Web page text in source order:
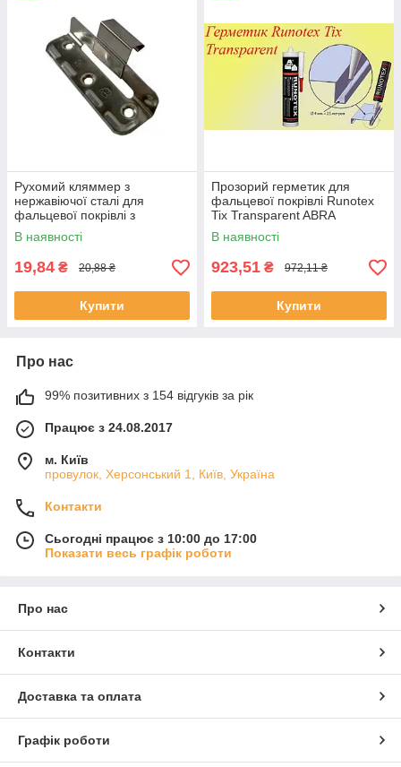
Рухомий кляммер з
нержавіючої сталі для
фальцевої покрівлі з
поглибленим фыксатором під
шуруп h 25мм
В наявності
19,84 ₴ 20,88 ₴
Купити
Прозорий герметик для
фальцевої покрівлі Runotex
Tix Transparent ABRA
В наявності
923,51 ₴ 972,11 ₴
Купити
Про нас
99% позитивних з 154 відгуків за рік
Працює з 24.08.2017
м. Київ
провулок, Херсонський 1, Київ, Україна
Контакти
Сьогодні працює з 10:00 до 17:00
Показати весь графік роботи
Про нас
Контакти
Доставка та оплата
Графік роботи